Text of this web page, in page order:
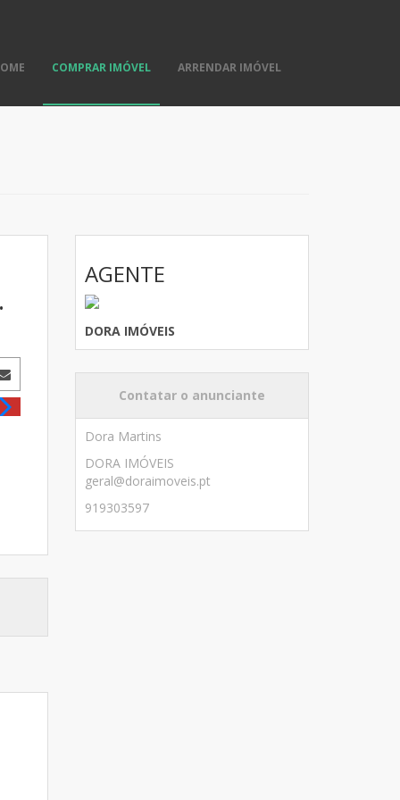
COMPRAR IMÓVEL ARRENDAR IMÓVEL
AGENTE
DORA IMÓVEIS
Contatar o anunciante
Dora Martins
DORA IMÓVEIS
geral@doraimoveis.pt
919303597